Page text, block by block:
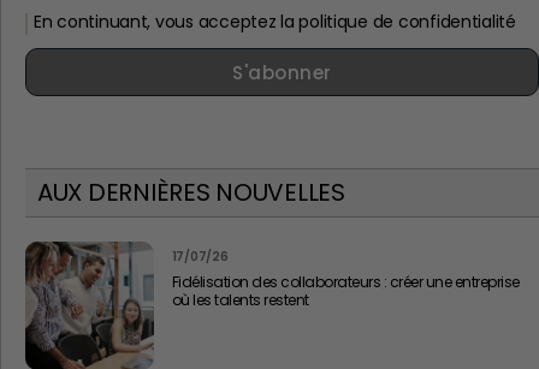
En continuant, vous acceptez la politique de confidentialité
S'abonner
AUX DERNIÈRES NOUVELLES
17/07/26
Fidélisation des collaborateurs : créer une entreprise
où les talents restent